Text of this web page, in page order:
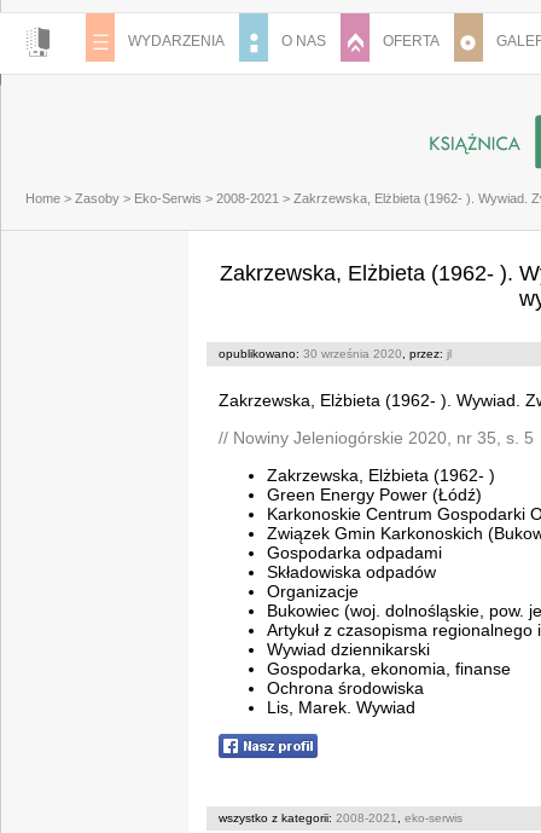
WYDARZENIA O NAS OFERTA
Home > Zasoby > Eko-Serwis > 2008-2021 > Zakrzewska, Elżbieta (1962- ). Wywiad.
Zakrzewska, Elżbieta (1962- ).
opublikowano: 30 września 2020 , przez: jl
Zakrzewska, Elżbieta (1962- ). Wywiad.
// Nowiny Jeleniogórskie 2020, nr 35, s. 5
Zakrzewska, Elżbieta (1962- )
Green Energy Power (Łódź)
Karkonoskie Centrum Gospodarki
Związek Gmin Karkonoskich
Gospodarka odpadami
Składowiska odpadów
Organizacje
Bukowiec (woj. dolnośląskie, pow.
Artykuł z czasopisma regionalnego
Wywiad dziennikarski
Gospodarka, ekonomia, finanse
Ochrona środowiska
Lis, Marek. Wywiad
wszystko z kategorii: 2008-2021 eko-serwis